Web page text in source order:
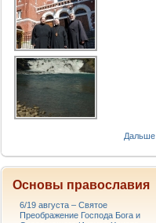
Дальше
Основы православия
6/19 августа – Святое
Преображение Господа Бога и